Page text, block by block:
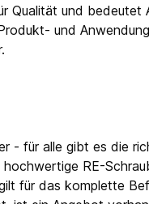
Qualität und bedeutet
und
- für alle gibt es die
RE-
für das komplette